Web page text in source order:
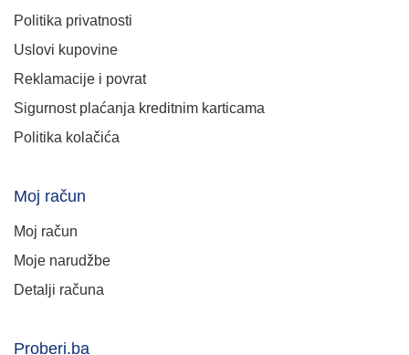
Politika privatnosti
Uslovi kupovine
Reklamacije i povrat
Sigurnost plaćanja kreditnim karticama
Politika kolačića
Moj račun
Moj račun
Moje narudžbe
Detalji računa
Proberi.ba